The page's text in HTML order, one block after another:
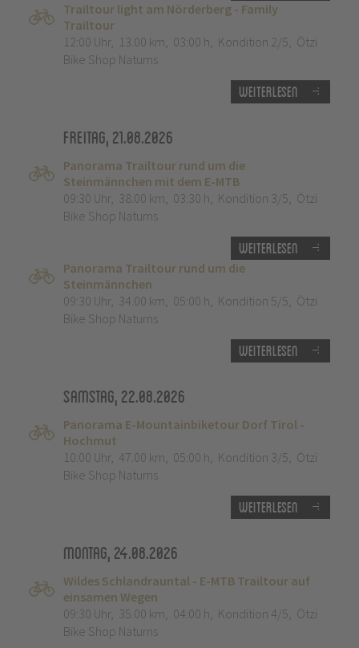
Trailtour light am Nörderberg - Family
Trailtour
12:00 Uhr, 13.00 km, 03:00 h, Kondition 2/5, Ötzi
Bike Shop Naturns
Weiterlesen
Freitag, 21.08.2026
Panorama Trailtour rund um die
Steinmännchen mit dem E-MTB
09:30 Uhr, 38.00 km, 03:30 h, Kondition 3/5, Ötzi
Bike Shop Naturns
Weiterlesen
Panorama Trailtour rund um die
Steinmännchen
09:30 Uhr, 34.00 km, 05:00 h, Kondition 5/5, Ötzi
Bike Shop Naturns
Weiterlesen
Samstag, 22.08.2026
Panorama E-Mountainbiketour Dorf Tirol -
Hochmut
10:00 Uhr, 47.00 km, 05:00 h, Kondition 3/5, Ötzi
Bike Shop Naturns
Weiterlesen
Montag, 24.08.2026
Wildes Schlandrauntal - E-MTB Trailtour auf
einsamen Wegen
09:30 Uhr, 35.00 km, 04:00 h, Kondition 4/5, Ötzi
Bike Shop Naturns